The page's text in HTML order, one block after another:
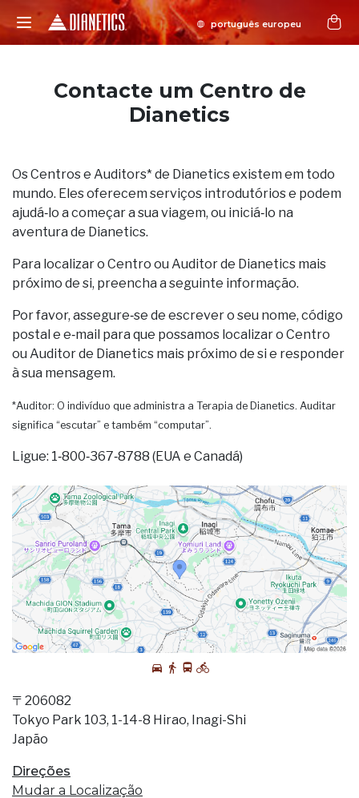
Contacte um Centro de
Dianetics
Os Centros e Auditors* de Dianetics existem em todo
mundo. Eles oferecem serviços introdutórios e podem
ajudá‑lo a começar a sua viagem, ou iniciá‑lo na
aventura de Dianetics.
Para localizar o Centro ou Auditor de Dianetics mais
próximo de si, preencha a seguinte informação.
Por favor, assegure‑se de escrever o seu nome, código
postal e e‑mail para que possamos localizar o Centro
ou Auditor de Dianetics mais próximo de si e responder
à sua mensagem.
*Auditor: O indivíduo que administra a Terapia de Dianetics. Auditar
significa “escutar” e também “computar”.
Ligue: 1‑800‑367‑8788 (EUA e Canadá)
〒206082
Tokyo Park 103, 1-14-8 Hirao, Inagi-Shi
Japão
Direções
Mudar a Localização